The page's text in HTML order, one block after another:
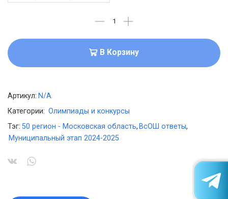
В Корзину
Артикул: N/A
Категории: Олимпиады и конкурсы
Тэг: 50 регион - Московская область, ВсОШ ответы,
Муниципальный этап 2024-2025